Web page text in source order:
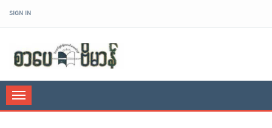
SIGN IN
Toggle
navigation